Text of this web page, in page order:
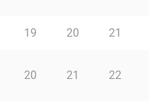
19 20 21
20 21 22